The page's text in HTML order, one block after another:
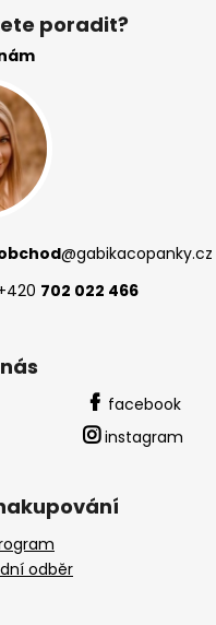
poradit?
@gabikacopanky.cz
702 022 466
facebook
instagram
odběr